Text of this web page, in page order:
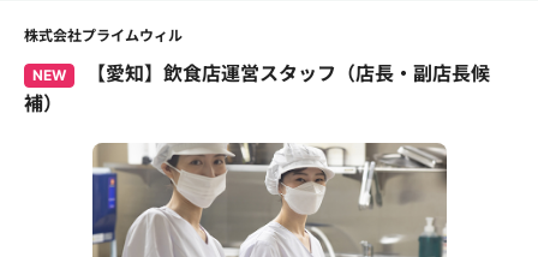
株式会社プライムウィル
NEW
【愛知】飲食店運営スタッフ（店長・副店長候
補）